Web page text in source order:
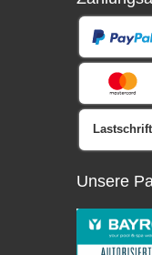
Lastschrift
Unsere